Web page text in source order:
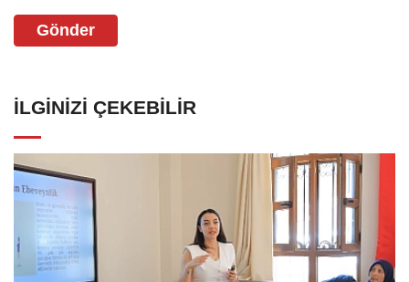
Gönder
İLGINIZI ÇEKEBILIR